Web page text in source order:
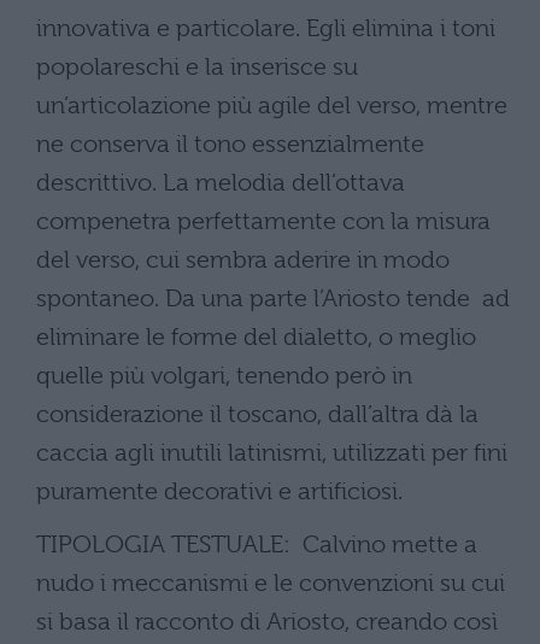
innovativa e particolare. Egli elimina i toni
popolareschi e la inserisce su
un’articolazione più agile del verso, mentre
ne conserva il tono essenzialmente
descrittivo. La melodia dell’ottava
compenetra perfettamente con la misura
del verso, cui sembra aderire in modo
spontaneo. Da una parte l’Ariosto tende ad
eliminare le forme del dialetto, o meglio
quelle più volgari, tenendo però in
considerazione il toscano, dall’altra dà la
caccia agli inutili latinismi, utilizzati per fini
puramente decorativi e artificiosi.
TIPOLOGIA TESTUALE: Calvino mette a
nudo i meccanismi e le convenzioni su cui
si basa il racconto di Ariosto, creando così